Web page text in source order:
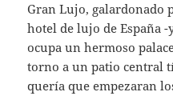
Gran Lujo, galardonado
hotel de lujo de España
ocupa un hermoso
torno a un patio central
quería que empezaran